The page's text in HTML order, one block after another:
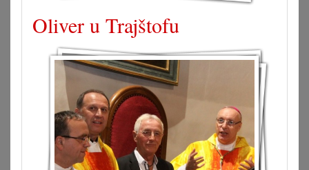
Oliver u Trajštofu